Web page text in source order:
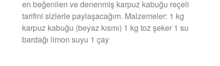
en beğenilen ve denenmiş karpuz kabuğu reçeli
tarifini sizlerle paylaşacağım. Malzemeler: 1 kg
karpuz kabuğu (beyaz kısmı) 1 kg toz şeker 1 su
bardağı limon suyu 1 çay